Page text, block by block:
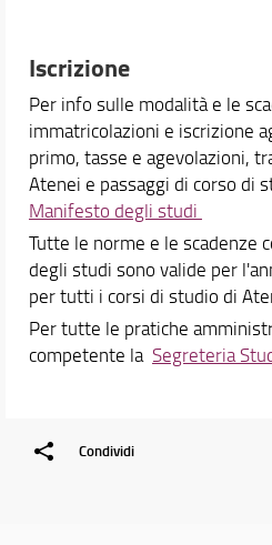
Iscrizione
Per info sulle modalità e le
immatricolazioni e iscrizione
primo, tasse e agevolazioni,
Atenei e passaggi di corso di
Manifesto degli studi
Tutte le norme e le scadenze
degli studi sono valide per
per tutti i corsi di studio di
Per tutte le pratiche
competente la Segreteria
Condividi